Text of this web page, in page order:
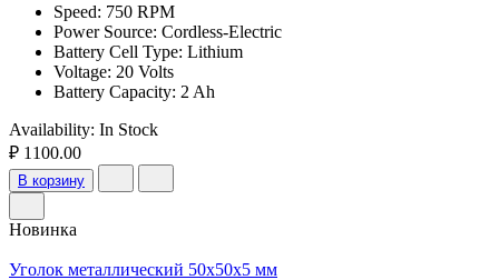
Speed: 750 RPM
Power Source: Cordless-Electric
Battery Cell Type: Lithium
Voltage: 20 Volts
Battery Capacity: 2 Ah
Availability: In Stock
₽ 1100.00
В корзину
Новинка
Уголок металлический 50x50x5 мм